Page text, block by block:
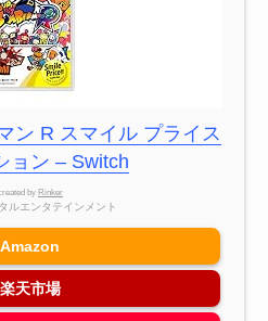
ン R スマイル プライス
ョン – Switch
by Rinker
ルエンタテインメント
Amazon
楽天市場